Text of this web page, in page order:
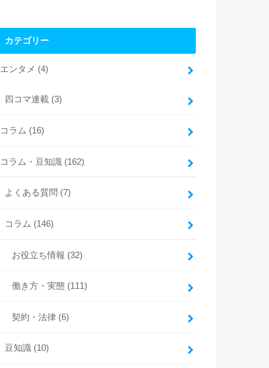
カテゴリー
エンタメ (4)
四コマ連載 (3)
コラム (16)
コラム・豆知識 (162)
よくある質問 (7)
コラム (146)
お役立ち情報 (32)
働き方・実態 (111)
契約・法律 (6)
豆知識 (10)